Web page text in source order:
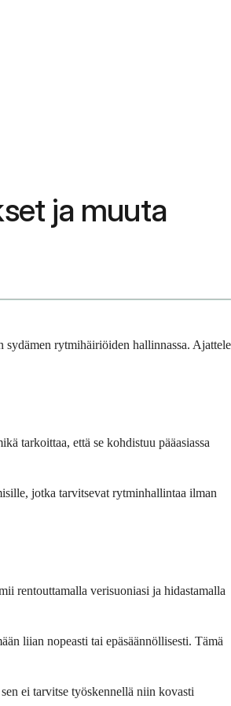
ja muuta
sydämen rytmihäiriöiden hallinnassa. Ajattele
tarkoittaa, että se kohdistuu pääasiassa
jotka tarvitsevat rytminhallintaa ilman
rentouttamalla verisuoniasi ja hidastamalla
liian nopeasti tai epäsäännöllisesti. Tämä
ei tarvitse työskennellä niin kovasti